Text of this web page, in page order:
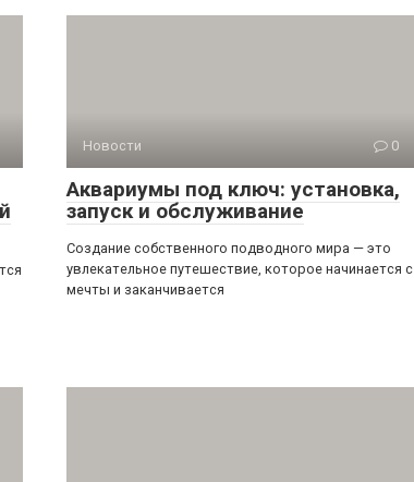
Новости 0
Аквариумы под ключ: установка,
запуск и обслуживание
Создание собственного подводного мира — это
увлекательное путешествие, которое начинается с
мечты и заканчивается